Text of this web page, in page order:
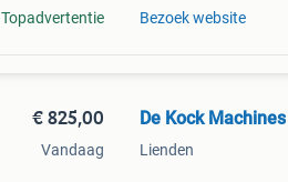
Topadvertentie Bezoek website
€ 825,00
Vandaag
De Kock Machines
Lienden